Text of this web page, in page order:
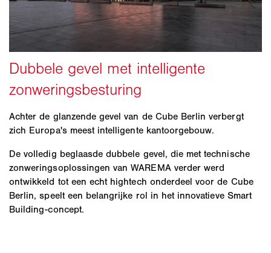
Achter de glanzende gevel van de Cube Berlin verbergt
zich Europa's meest intelligente kantoorgebouw.
De volledig beglaasde dubbele gevel, die met technische
zonweringsoplossingen van WAREMA verder werd
ontwikkeld tot een echt hightech onderdeel voor de Cube
Berlin, speelt een belangrijke rol in het innovatieve Smart
Building-concept.